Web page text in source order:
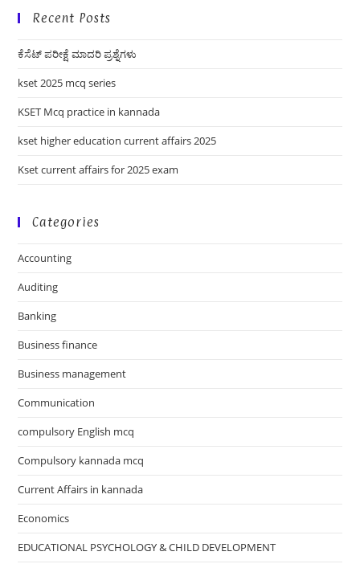
Recent Posts
ಕೆಸೆಟ್ ಪರೀಕ್ಷೆ ಮಾದರಿ ಪ್ರಶ್ನೆಗಳು
kset 2025 mcq series
KSET Mcq practice in kannada
kset higher education current affairs 2025
Kset current affairs for 2025 exam
Categories
Accounting
Auditing
Banking
Business finance
Business management
Communication
compulsory English mcq
Compulsory kannada mcq
Current Affairs in kannada
Economics
EDUCATIONAL PSYCHOLOGY & CHILD DEVELOPMENT